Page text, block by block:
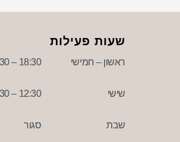
שעות פעילות
ראשון – חמישי
שישי
שבת
18:30 – 09:30
12:30 – 09:30
סגור